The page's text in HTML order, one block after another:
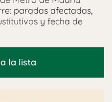
paradas afectadas,
y fecha de
la lista